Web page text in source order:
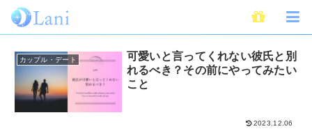
自分磨き
カップル・デート
可愛いと言ってくれない彼氏と別
れるべき？その前にやってみたい
こと
2023.12.06